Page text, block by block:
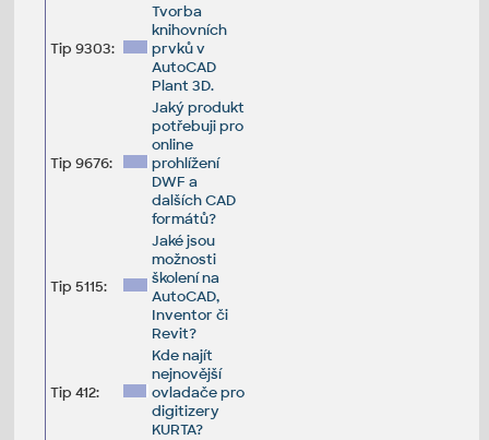
Tip 9303:
Tvorba
knihovních
prvků v
AutoCAD
Plant 3D.
Tip 9676:
Jaký produkt
potřebuji pro
online
prohlížení
DWF a
dalších CAD
formátů?
Tip 5115:
Jaké jsou
možnosti
školení na
AutoCAD,
Inventor či
Revit?
Tip 412:
Kde najít
nejnovější
ovladače pro
digitizery
KURTA?